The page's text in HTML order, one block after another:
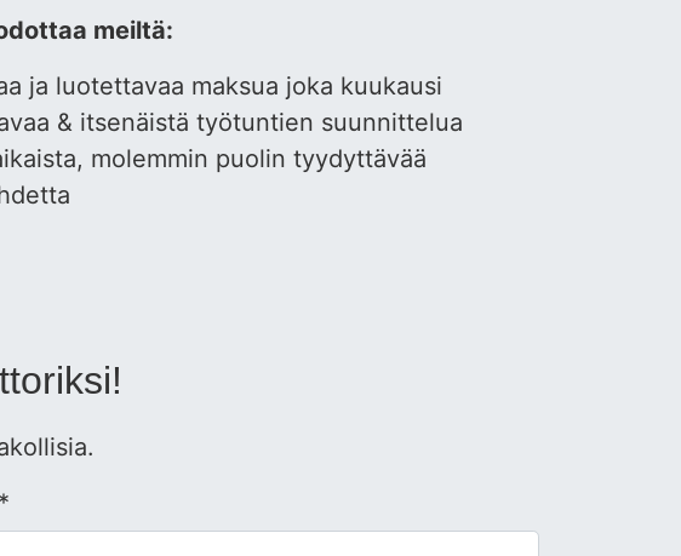
meiltä:
ja luotettavaa maksua joka kuukausi
& itsenäistä työtuntien suunnittelua
molemmin puolin tyydyttävää